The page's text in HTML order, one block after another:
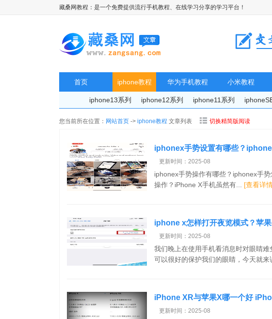
藏桑网教程：是一个免费提供流行手机教程、在线学习分享的学习平台！
首页 iphone教程 华为手机教程 小米教程
iphone13系列 iphone12系列 iphone11系列
您当前所在位置： 网站首页 -> iphone教程 文章列表 切换精简版阅读
iphonex手势设置有哪些？
更新时间：2025-08
iphonex手势操作有哪些？iphonex手
操作？iPhone X手机虽然有... [查看详
iphone x怎样打开夜览模式？苹
更新时间：2025-08
我们晚上在使用手机看消息时对眼睛
可以很好的保护我们的眼睛，今天就来
iPhone XR与苹果X哪一个好
更新时间：2025-08